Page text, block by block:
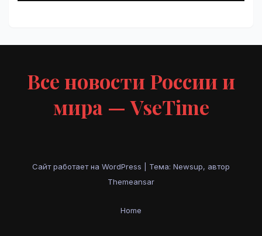
Все новости России и
мира — VseTime
Сайт работает на WordPress
Тема: Newsup, автор
Themeansar
Home